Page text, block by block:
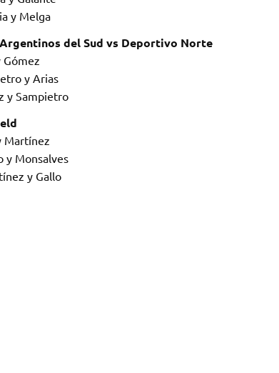
y Melga
del Sud vs Deportivo Norte
y Arias
y Sampietro
Martínez
y Monsalves
y Gallo